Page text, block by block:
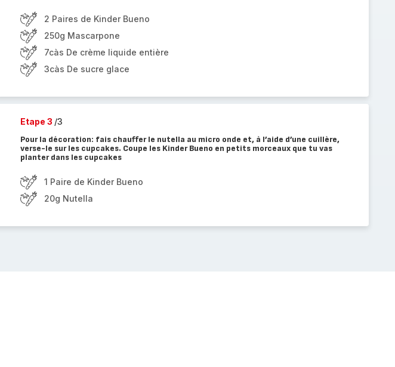
2 Paires de Kinder Bueno
250g Mascarpone
7càs De crème liquide entière
3càs De sucre glace
Etape 3 /3
Pour la décoration: fais chauffer le nutella au micro onde et, à l’aide d’une cuillère,
verse-le sur les cupcakes. Coupe les Kinder Bueno en petits morceaux que tu vas
planter dans les cupcakes
1 Paire de Kinder Bueno
20g Nutella